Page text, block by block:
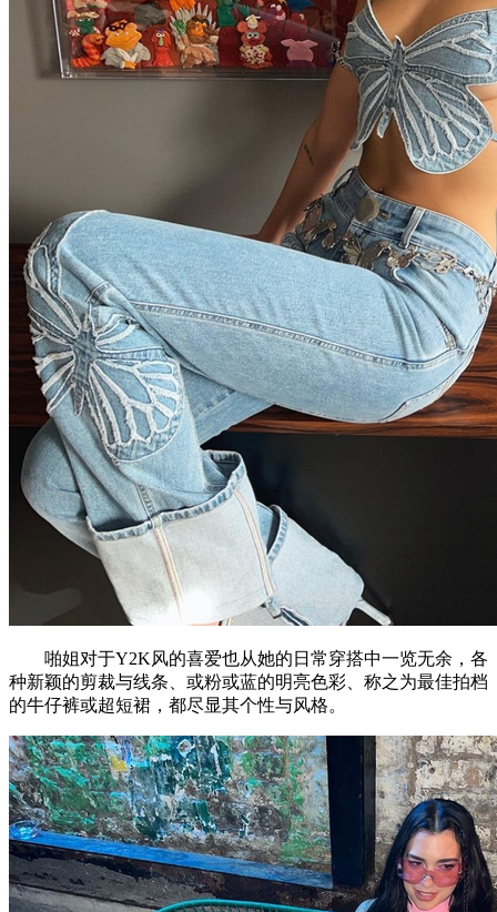
啪姐对于Y2K风的喜爱也从她的日常穿搭中一览无余，各
种新颖的剪裁与线条、或粉或蓝的明亮色彩、称之为最佳拍档
的牛仔裤或超短裙，都尽显其个性与风格。